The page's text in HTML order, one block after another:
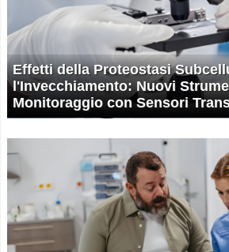
Effetti della Proteostasi
l'Invecchiamento: Nuovi
Monitoraggio con Sensori